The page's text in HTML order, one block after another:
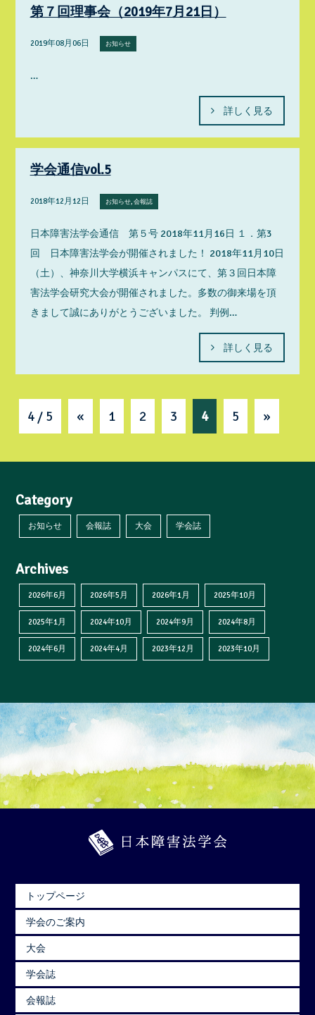
第７回理事会（2019年7月21日）
2019年08月06日 お知らせ
…
詳しく見る
学会通信vol.5
2018年12月12日 お知らせ, 会報誌
日本障害法学会通信 第５号 2018年11月16日 １．第3
回 日本障害法学会が開催されました！ 2018年11月10日
（土）、神奈川大学横浜キャンパスにて、第３回日本障
害法学会研究大会が開催されました。多数の御来場を頂
きまして誠にありがとうございました。 判例…
詳しく見る
4 / 5 « 1 2 3 4 5 »
Category
お知らせ 会報誌 大会 学会誌
Archives
2026年6月 2026年5月 2026年1月 2025年10月
2025年1月 2024年10月 2024年9月 2024年8月
2024年6月 2024年4月 2023年12月 2023年10月
トップページ
学会のご案内
大会
学会誌
会報誌